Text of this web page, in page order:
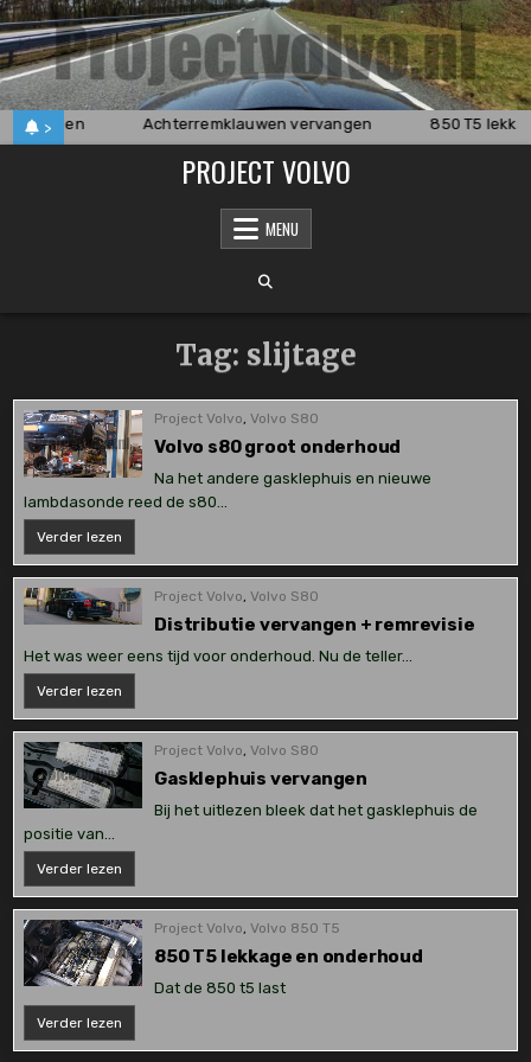
Skip
to
content
> Achterremklauwen vervangen 850 T5
PROJECT VOLVO
MENU
Tag: slijtage
Project Volvo,Volvo S80
Volvo s80 groot onderhoud
Na het andere gasklephuis en nieuwe
lambdasonde reed de s80…
Verder lezen
s80
groot
onderhoud
Project Volvo,Volvo S80
Distributie vervangen + remrevisie
Het was weer eens tijd voor onderhoud. Nu de teller…
Verder lezen
vervangen
+
remrevisie
Project Volvo,Volvo S80
Gasklephuis vervangen
Bij het uitlezen bleek dat het gasklephuis de
positie van…
Verder lezen
vervangen
Project Volvo,Volvo 850 T5
850 T5 lekkage en onderhoud
Dat de 850 t5 last
Verder lezen
T5
lekkage